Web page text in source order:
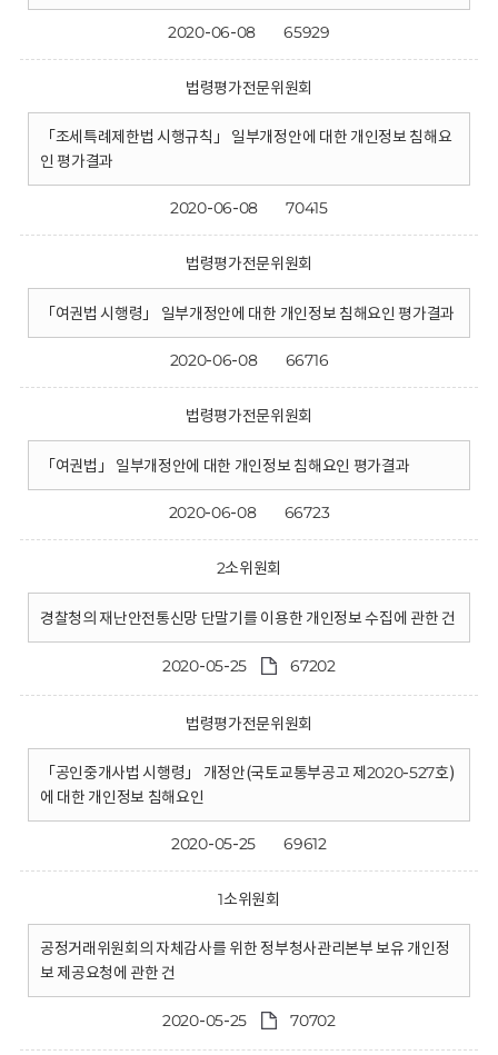
2020-06-08 65929
법령평가전문위원회
「조세특례제한법 시행규칙」 일부개정안에 대한 개인정보 침해요
인 평가결과
2020-06-08 70415
법령평가전문위원회
「여권법 시행령」 일부개정안에 대한 개인정보 침해요인 평가결과
2020-06-08 66716
법령평가전문위원회
「여권법」 일부개정안에 대한 개인정보 침해요인 평가결과
2020-06-08 66723
2소위원회
경찰청의 재난안전통신망 단말기를 이용한 개인정보 수집에 관한 건
2020-05-25 67202
법령평가전문위원회
「공인중개사법 시행령」 개정안(국토교통부공고 제2020-527호)
에 대한 개인정보 침해요인
2020-05-25 69612
1소위원회
공정거래위원회의 자체감사를 위한 정부청사관리본부 보유 개인정
보 제공요청에 관한 건
2020-05-25 70702